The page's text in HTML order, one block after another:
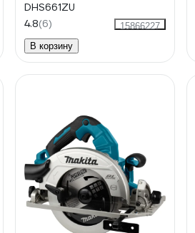
DHS661ZU
4.8(6)
15866227
В корзину